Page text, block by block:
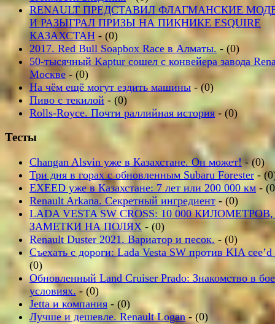
RENAULT ПРЕДСТАВИЛ ФЛАГМАНСКИЕ
И РАЗЫГРАЛ ПРИЗЫ НА ПИКНИКЕ ESQUIRE
КАЗАХСТАН - (0)
2017. Red Bull Soapbox Race в Алматы. - (0)
50-тысячный Kaptur сошел с конвейера завода
Москве - (0)
На чём ещё могут ездить машины- (0)
Пиво с текилой - (0)
Rolls-Royce. Почти раллийная история- (0)
Тесты
Changan Alsvin уже в Казахстане. Он может!- (0)
Три дня в горах с обновленным Subaru Forester -
EXEED уже в Казахстане: 7 лет или 200 000 км -
Renault Arkana. Секретный ингредиент - (0)
LADA VESTA SW CROSS: 10 000
ЗАМЕТКИ НА ПОЛЯХ - (0)
Renault Duster 2021. Вариатор и песок. - (0)
Съехать с дороги: Lada Vesta SW против KIA
(0)
Обновленный Land Cruiser Prado: Знакомство в
условиях. - (0)
Jetta и компания- (0)
Лучше и дешевле. Renault Logan- (0)